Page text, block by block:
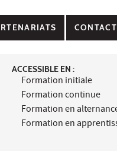
ACCESSIBLE EN :
Formation initiale
Formation continue
Formation en
Formation en